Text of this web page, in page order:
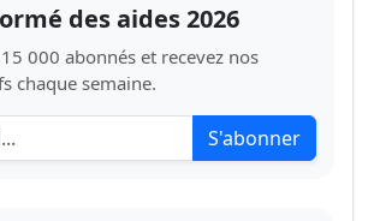
des aides 2026
000 abonnés et recevez nos
chaque semaine.
S'abonner